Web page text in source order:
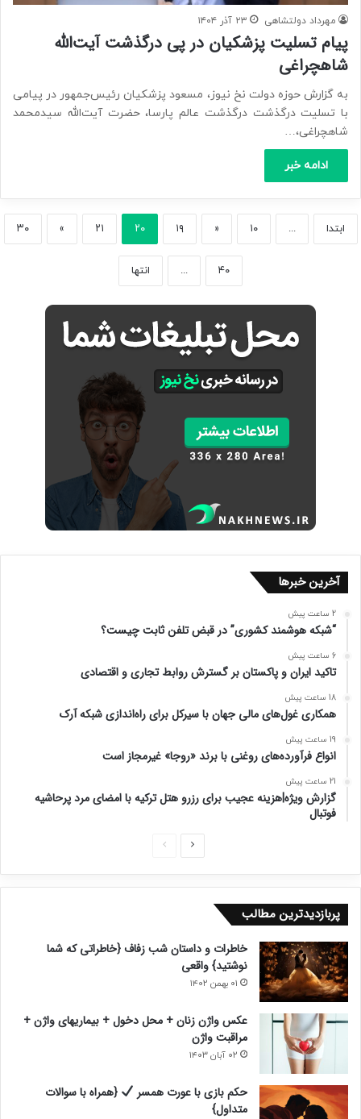
مهرداد دولتشاهی ۲۳ آذر ۱۴۰۴
پیام تسلیت پزشکیان در پی درگذشت آیت‌الله
شاهچراغی
به گزارش حوزه دولت نخ نیوز، مسعود پزشکیان رئیس‌جمهور در پیامی
با تسلیت درگذشت درگذشت عالم پارسا، حضرت آیت‌الله سیدمحمد
شاهچراغی،…
ادامه خبر
ابتدا ... ۱۰ « ۱۹ ۲۰ ۲۱ » ۳۰
۴۰ ... انتها
آخرین خبرها
2 ساعت پیش
“شبکه هوشمند کشوری” در قبض تلفن ثابت چیست؟
6 ساعت پیش
تاکید ایران و پاکستان بر گسترش روابط تجاری و اقتصادی
18 ساعت پیش
همکاری غول‌های مالی جهان با سیرکل برای راه‌اندازی شبکه آرک
19 ساعت پیش
انواع فرآورده‌های روغنی با برند «روجا» غیرمجاز است
21 ساعت پیش
گزارش ویژه|هزینه‌ عجیب برای رزرو هتل ترکیه با امضای مرد پرحاشیه
فوتبال
ح
ح
د
پربازدیدترین مطالب
خاطرات و داستان شب زفاف {خاطراتی که شما
نوشتید} واقعی
۰۱ بهمن ۱۴۰۲
عکس واژن زنان + محل دخول + بیماریهای واژن +
مراقبت واژن
۰۲ آبان ۱۴۰۳
حکم بازی با عورت همسر
{همراه با سوالات
متداول}